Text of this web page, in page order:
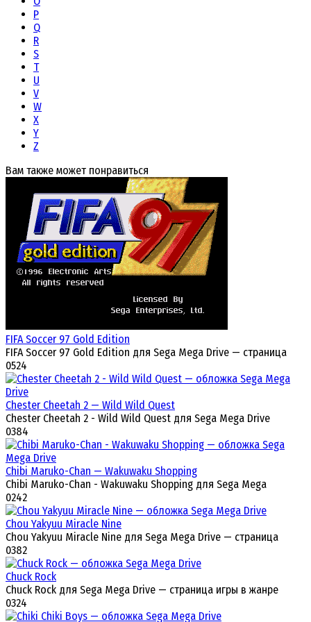
P
Q
R
S
T
U
V
W
X
Y
Z
Вам также может понравиться
FIFA Soccer 97 Gold Edition
FIFA Soccer 97 Gold Edition для Sega Mega Drive — страница
0524
Chester Cheetah 2 — Wild Wild Quest
Chester Cheetah 2 - Wild Wild Quest для Sega Mega Drive
0384
Chibi Maruko-Chan — Wakuwaku Shopping
Chibi Maruko-Chan - Wakuwaku Shopping для Sega Mega
0242
Chou Yakyuu Miracle Nine
Chou Yakyuu Miracle Nine для Sega Mega Drive — страница
0382
Chuck Rock
Chuck Rock для Sega Mega Drive — страница игры в жанре
0324